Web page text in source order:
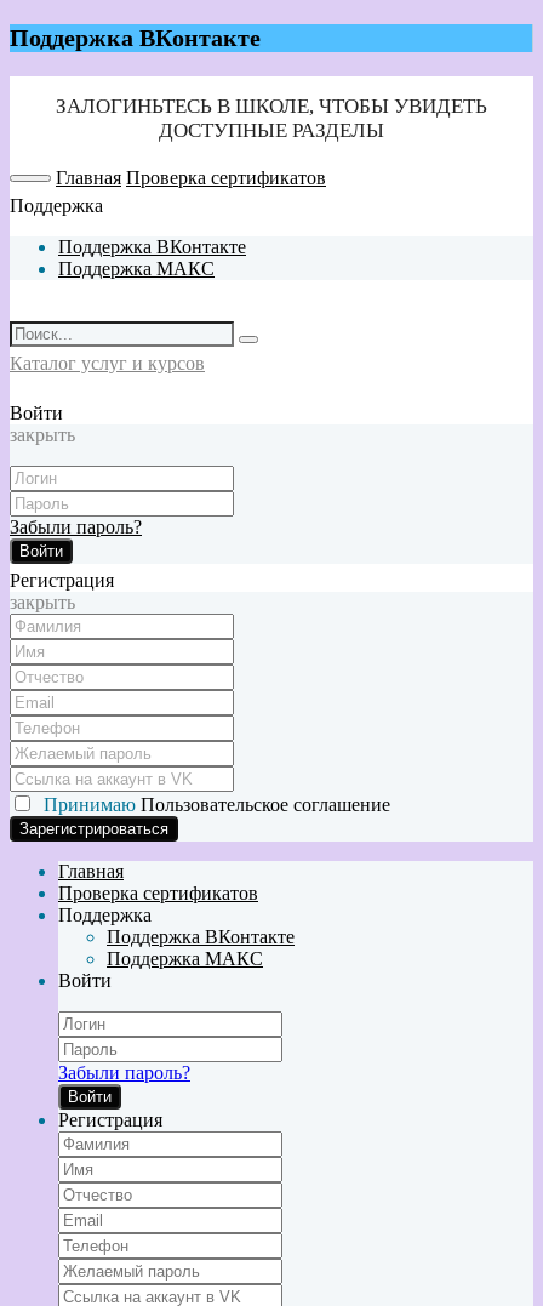
Поддержка ВКонтакте
Главная Проверка сертификатов
Поддержка
Поддержка ВКонтакте
Поддержка МАКС
Каталог услуг и курсов
Войти
закрыть
Забыли пароль?
Войти
Регистрация
закрыть
Принимаю Пользовательское соглашение
Главная
Проверка сертификатов
Поддержка
Поддержка ВКонтакте
Поддержка МАКС
Войти
Забыли пароль?
Войти
Регистрация